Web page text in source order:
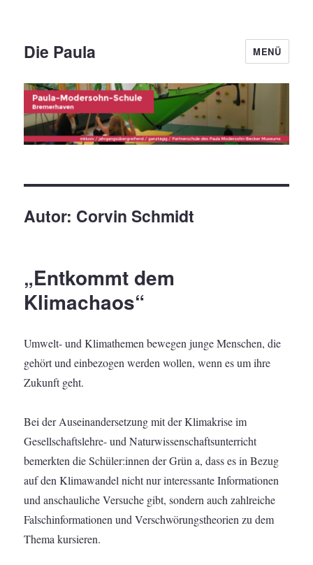
Die Paula MENÜ
Autor: Corvin Schmidt
„Entkommt dem
Klimachaos“
Umwelt- und Klimathemen bewegen junge Menschen, die
gehört und einbezogen werden wollen, wenn es um ihre
Zukunft geht.
Bei der Auseinandersetzung mit der Klimakrise im
Gesellschaftslehre- und Naturwissenschaftsunterricht
bemerkten die Schüler:innen der Grün a, dass es in Bezug
auf den Klimawandel nicht nur interessante Informationen
und anschauliche Versuche gibt, sondern auch zahlreiche
Falschinformationen und Verschwörungstheorien zu dem
Thema kursieren.